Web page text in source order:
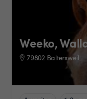
Weeko,
79802 Baltersweil